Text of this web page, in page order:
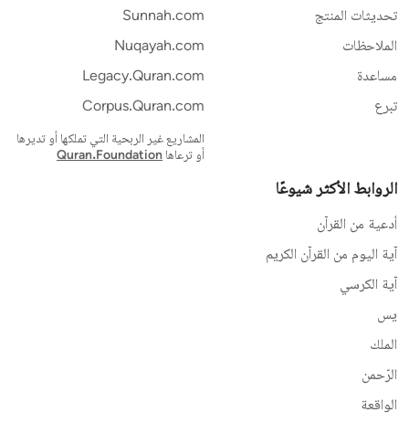
تحديثات المنتج
الملاحظات
مساعدة
تبرع
Sunnah.com
Nuqayah.com
Legacy.Quran.com
Corpus.Quran.com
المشاريع غير الربحية التي تملكها أو تديرها
أو ترعاهاQuran.Foundation
الروابط الأكثر شيوعًا
أدعية من القرآن
آية اليوم من القرآن الكريم
آية الكرسي
يس
الملك
الرّحمن
الواقعة